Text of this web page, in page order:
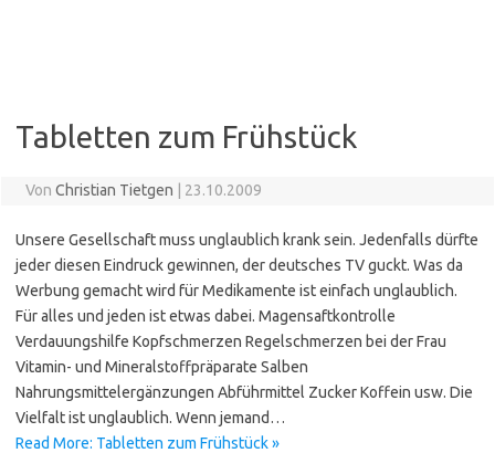
Tabletten zum Frühstück
Von Christian Tietgen | 23.10.2009
Unsere Gesellschaft muss unglaublich krank sein. Jedenfalls dürfte
jeder diesen Eindruck gewinnen, der deutsches TV guckt. Was da
Werbung gemacht wird für Medikamente ist einfach unglaublich.
Für alles und jeden ist etwas dabei. Magensaftkontrolle
Verdauungshilfe Kopfschmerzen Regelschmerzen bei der Frau
Vitamin- und Mineralstoffpräparate Salben
Nahrungsmittelergänzungen Abführmittel Zucker Koffein usw. Die
Vielfalt ist unglaublich. Wenn jemand…
Read More: Tabletten zum Frühstück »